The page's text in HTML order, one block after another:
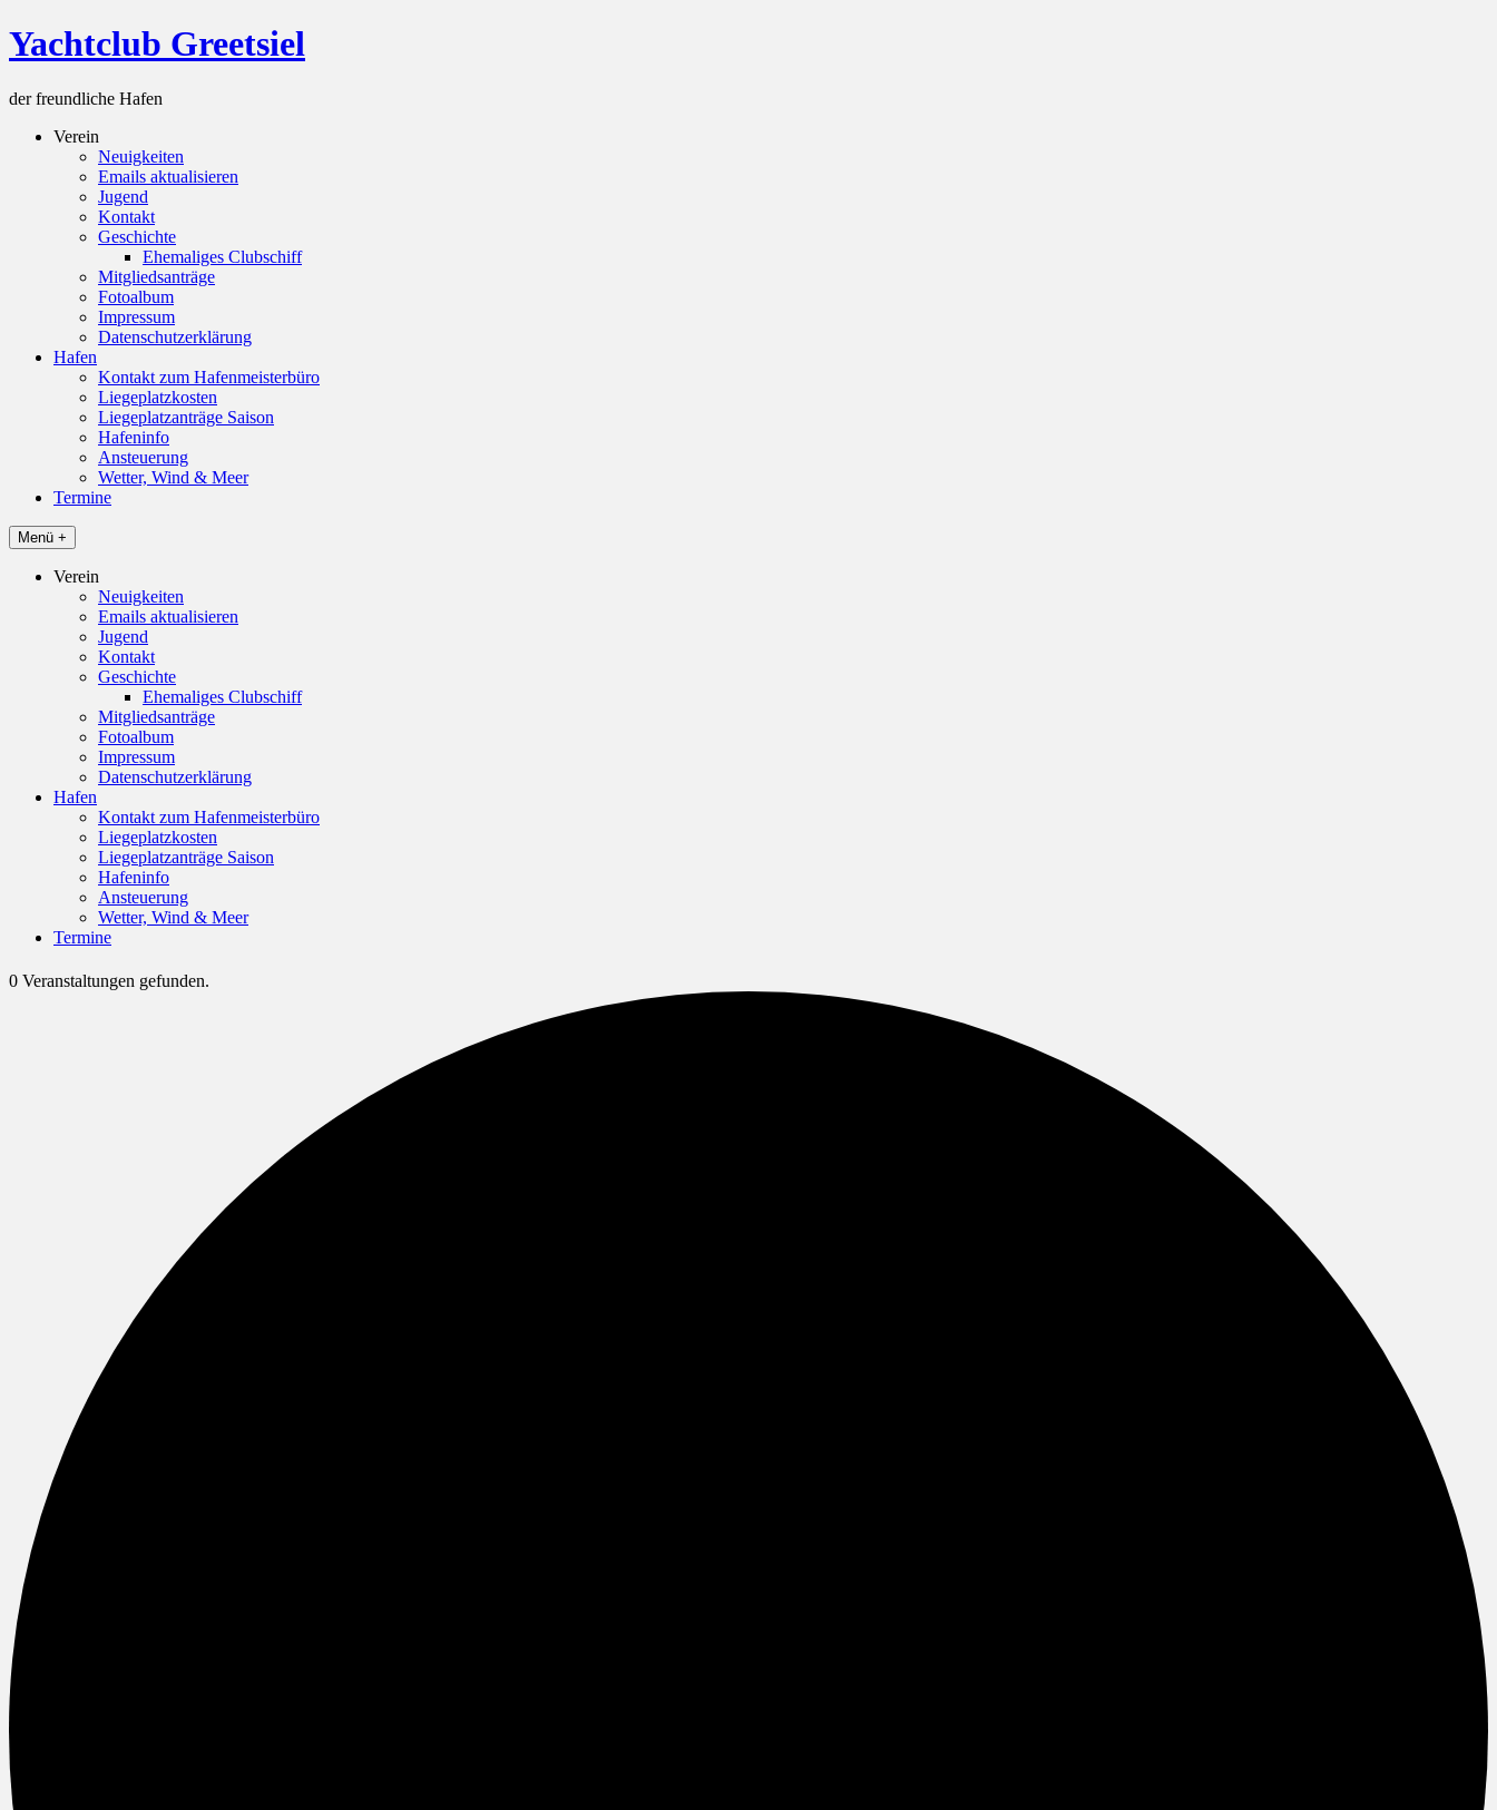
Skip
to
Yachtclub Greetsiel
der freundliche Hafen
Verein
Neuigkeiten
Emails aktualisieren
Jugend
Kontakt
Geschichte
Ehemaliges Clubschiff
Mitgliedsanträge
Fotoalbum
Impressum
Datenschutzerklärung
Hafen
Kontakt zum Hafenmeisterbüro
Liegeplatzkosten
Liegeplatzanträge Saison
Hafeninfo
Ansteuerung
Wetter, Wind & Meer
Termine
Menü +
Verein
Neuigkeiten
Emails aktualisieren
Jugend
Kontakt
Geschichte
Ehemaliges Clubschiff
Mitgliedsanträge
Fotoalbum
Impressum
Datenschutzerklärung
Hafen
Kontakt zum Hafenmeisterbüro
Liegeplatzkosten
Liegeplatzanträge Saison
Hafeninfo
Ansteuerung
Wetter, Wind & Meer
Termine
0 Veranstaltungen gefunden.